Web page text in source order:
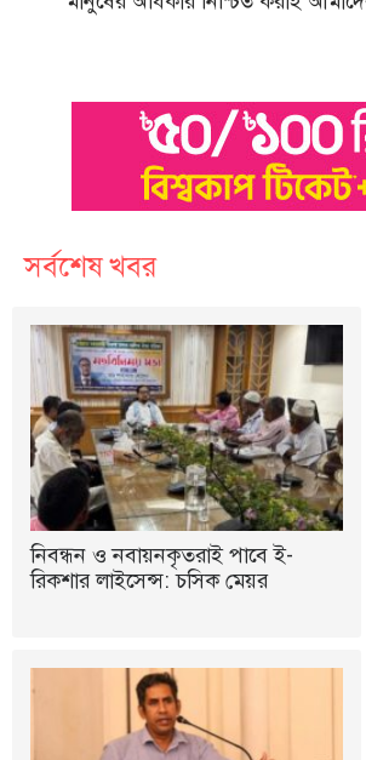
সর্বশেষ খবর
নিবন্ধন ও নবায়নকৃতরাই পাবে ই-
রিকশার লাইসেন্স: চসিক মেয়র